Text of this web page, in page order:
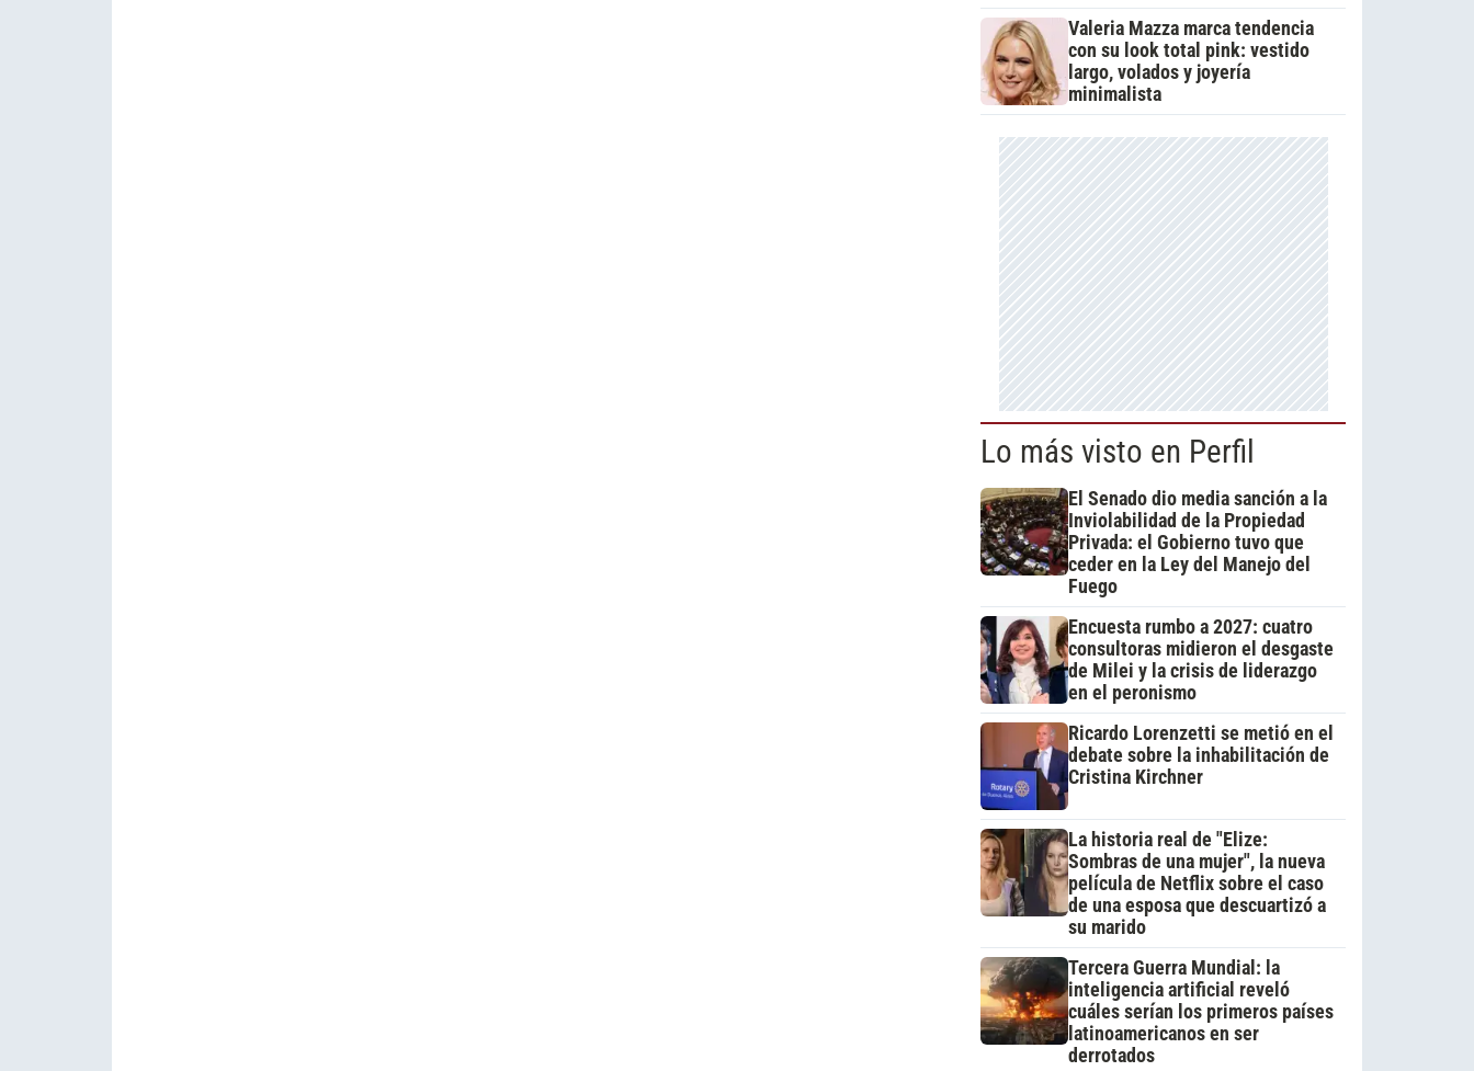
Valeria Mazza marca tendencia
con su look total pink: vestido
largo, volados y joyería
minimalista
Lo más visto en Perfil
El Senado dio media sanción a la
Inviolabilidad de la Propiedad
Privada: el Gobierno tuvo que
ceder en la Ley del Manejo del
Fuego
Encuesta rumbo a 2027: cuatro
consultoras midieron el desgaste
de Milei y la crisis de liderazgo
en el peronismo
Ricardo Lorenzetti se metió en el
debate sobre la inhabilitación de
Cristina Kirchner
La historia real de "Elize:
Sombras de una mujer", la nueva
película de Netflix sobre el caso
de una esposa que descuartizó a
su marido
Tercera Guerra Mundial: la
inteligencia artificial reveló
cuáles serían los primeros países
latinoamericanos en ser
derrotados